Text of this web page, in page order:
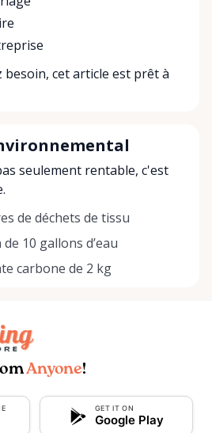
besoin, cet article est prêt à
seulement rentable, c'est
de déchets de tissu
10 gallons d’eau
carbone de 2 kg
Anyone!
GET IT ON
Google Play